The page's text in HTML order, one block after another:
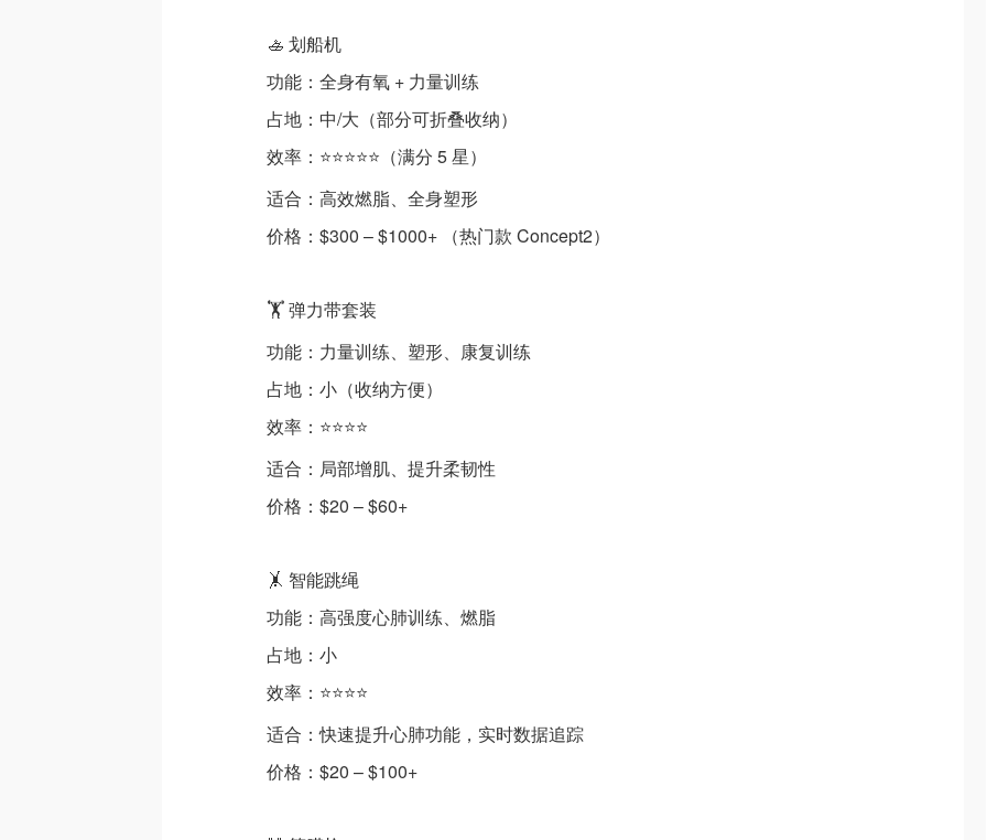
🚣 划船机
功能：全身有氧 + 力量训练
占地：中/大（部分可折叠收纳）
效率：⭐⭐⭐⭐⭐（满分 5 星）
适合：高效燃脂、全身塑形
价格：$300 – $1000+ （热门款 Concept2）
🏋️ 弹力带套装
功能：力量训练、塑形、康复训练
占地：小（收纳方便）
效率：⭐⭐⭐⭐
适合：局部增肌、提升柔韧性
价格：$20 – $60+
🤸 智能跳绳
功能：高强度心肺训练、燃脂
占地：小
效率：⭐⭐⭐⭐
适合：快速提升心肺功能，实时数据追踪
价格：$20 – $100+